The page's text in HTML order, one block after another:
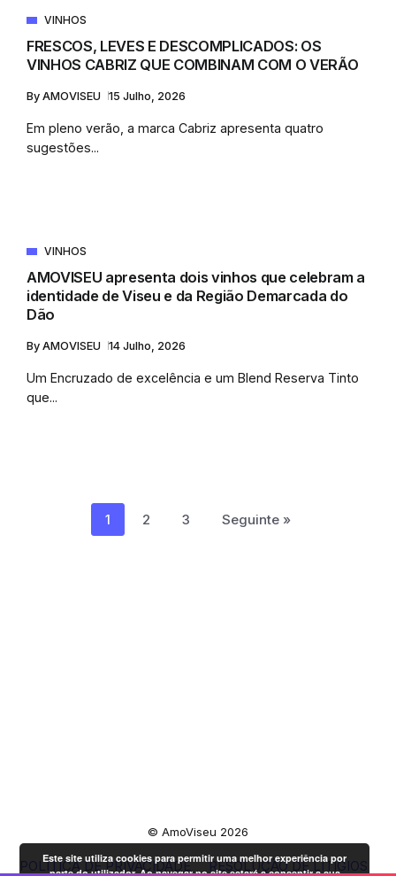
VINHOS
FRESCOS, LEVES E DESCOMPLICADOS: OS
VINHOS CABRIZ QUE COMBINAM COM O VERÃO
By AMOVISEU 15 Julho, 2026
Em pleno verão, a marca Cabriz apresenta quatro
sugestões...
VINHOS
AMOVISEU apresenta dois vinhos que celebram a
identidade de Viseu e da Região Demarcada do
Dão
By AMOVISEU 14 Julho, 2026
Um Encruzado de excelência e um Blend Reserva Tinto
que...
1 2 3 Seguinte »
© AmoViseu 2026
POLÍTICA DE PRIVACIDADE RESOLUÇÃO DE LITÍGIOS
Este site utiliza cookies para permitir uma melhor experiência por
parte do utilizador. Ao navegar no site estará a consentir a sua